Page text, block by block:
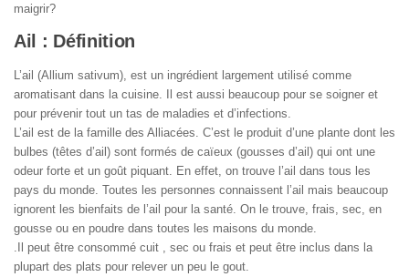
maigrir?
Ail : Définition
L’ail (Allium sativum), est un ingrédient largement utilisé comme
aromatisant dans la cuisine. Il est aussi beaucoup pour se soigner et
pour prévenir tout un tas de maladies et d’infections.
L’ail est de la famille des Alliacées. C’est le produit d’une plante dont les
bulbes (têtes d’ail) sont formés de caïeux (gousses d’ail) qui ont une
odeur forte et un goût piquant. En effet, on trouve l’ail dans tous les
pays du monde. Toutes les personnes connaissent l’ail mais beaucoup
ignorent les bienfaits de l’ail pour la santé. On le trouve, frais, sec, en
gousse ou en poudre dans toutes les maisons du monde.
.Il peut être consommé cuit , sec ou frais et peut être inclus dans la
plupart des plats pour relever un peu le gout.